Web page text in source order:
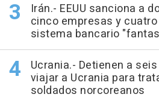
Irán.- EEUU sanciona a
cinco empresas y
sistema bancario
Ucrania.- Detienen a
viajar a Ucrania para
soldados norcoreanos